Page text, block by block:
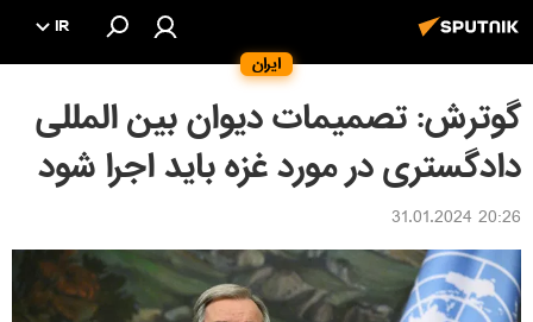
ایران
IR
گوترش: تصمیمات دیوان بین المللی
دادگستری در مورد غزه باید اجرا شود
20:26 31.01.2024